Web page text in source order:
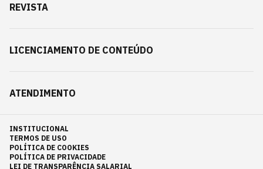
REVISTA
LICENCIAMENTO DE CONTEÚDO
ATENDIMENTO
INSTITUCIONAL
TERMOS DE USO
POLÍTICA DE COOKIES
POLÍTICA DE PRIVACIDADE
LEI DE TRANSPARÊNCIA SALARIAL